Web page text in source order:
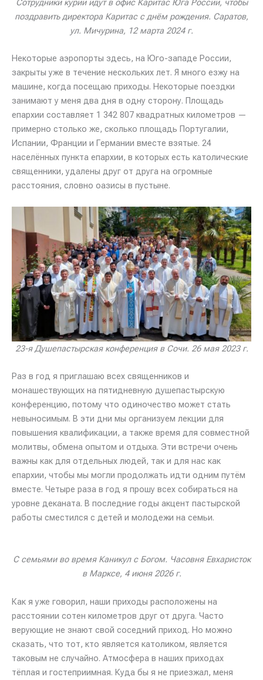
Сотрудники курии идут в офис Каритас Юга России, чтобы
поздравить директора Каритас с днём рождения. Саратов,
ул. Мичурина, 12 марта 2024 г.
Некоторые аэропорты здесь, на Юго-западе России,
закрыты уже в течение нескольких лет. Я много езжу на
машине, когда посещаю приходы. Некоторые поездки
занимают у меня два дня в одну сторону. Площадь
епархии составляет 1 342 807 квадратных километров —
примерно столько же, сколько площадь Португалии,
Испании, Франции и Германии вместе взятые. 24
населённых пункта епархии, в которых есть католические
священники, удалены друг от друга на огромные
расстояния, словно оазисы в пустыне.
23-я Душепастырская конференция в Сочи. 26 мая 2023 г.
Раз в год я приглашаю всех священников и
монашествующих на пятидневную душепастырскую
конференцию, потому что одиночество может стать
невыносимым. В эти дни мы организуем лекции для
повышения квалификации, а также время для совместной
молитвы, обмена опытом и отдыха. Эти встречи очень
важны как для отдельных людей, так и для нас как
епархии, чтобы мы могли продолжать идти одним путём
вместе. Четыре раза в год я прошу всех собираться на
уровне деканата. В последние годы акцент пастырской
работы сместился с детей и молодежи на семьи.
С семьями во время Каникул с Богом. Часовня Евхаристок
в Марксе, 4 июня 2026 г.
Как я уже говорил, наши приходы расположены на
расстоянии сотен километров друг от друга. Часто
верующие не знают свой соседний приход. Но можно
сказать, что тот, кто является католиком, является
таковым не случайно. Атмосфера в наших приходах
тёплая и гостеприимная. Куда бы я не приезжал, меня